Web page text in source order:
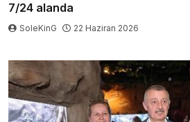
7/24 alanda
SoleKinG 22 Haziran 2026